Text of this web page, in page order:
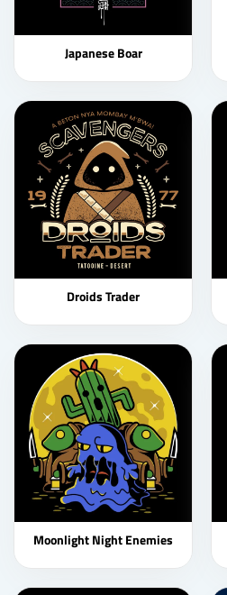
Japanese Boar
Droids Trader
Moonlight Night Enemies